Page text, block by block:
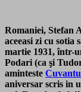
Romaniei, Stefan
aceeasi zi cu sotia
martie 1931, într-
Podari (ca şi
aminteste
aniversar scris in